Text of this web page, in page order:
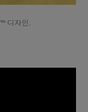
디자인.